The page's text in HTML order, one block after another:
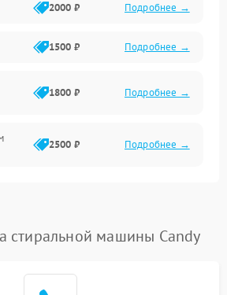
2000 ₽ Подробнее →
1500 ₽ Подробнее →
1800 ₽ Подробнее →
2500 ₽ Подробнее →
Подробнее →
стиральной машины Candy